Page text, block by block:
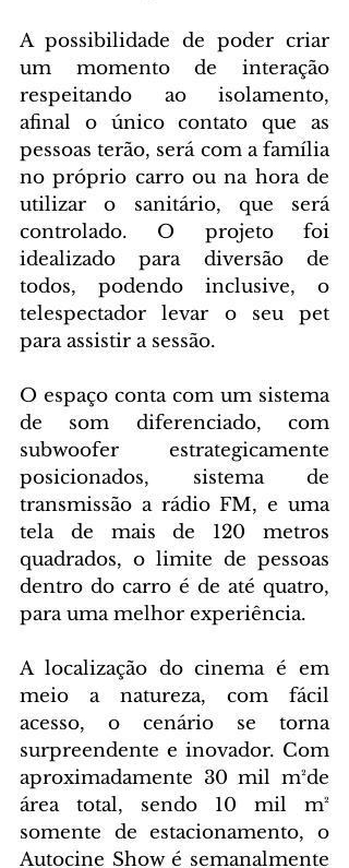
A possibilidade de poder criar
um momento de interação
respeitando ao isolamento,
afinal o único contato que as
pessoas terão, será com a família
no próprio carro ou na hora de
utilizar o sanitário, que será
controlado. O projeto foi
idealizado para diversão de
todos, podendo inclusive, o
telespectador levar o seu pet
para assistir a sessão.
O espaço conta com um sistema
de som diferenciado, com
subwoofer estrategicamente
posicionados, sistema de
transmissão a rádio FM, e uma
tela de mais de 120 metros
quadrados, o limite de pessoas
dentro do carro é de até quatro,
para uma melhor experiência.
A localização do cinema é em
meio a natureza, com fácil
acesso, o cenário se torna
surpreendente e inovador. Com
aproximadamente 30 mil m²de
área total, sendo 10 mil m²
somente de estacionamento, o
Autocine Show é semanalmente